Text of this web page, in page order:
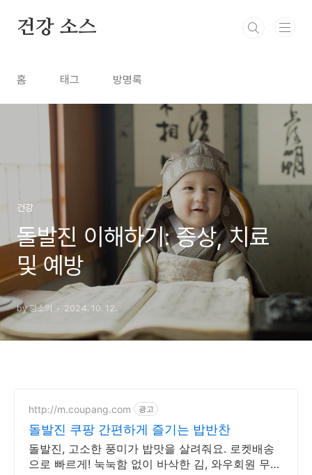
건강 소스
홈 태그 방명록
건강
돌발진 이해하기: 증상, 치료
및 예방
by 평소의 2024. 10. 12.
http://m.coupang.com 광고
돌발진 쿠팡 간편하게 즐기는 밥반찬
돌발진, 고소한 풍미가 밥맛을 살려줘요. 로켓배송
으로 빠르게! 눅눅함 없이 바삭한 김, 와우회원 무료